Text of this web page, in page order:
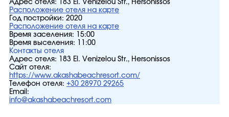
Адрес отеля:
183 El. Venizelou Str., Hersonissos
Расположение отеля на карте
Год постройки: 2020
Расположение отеля на карте
Время заселения:
15:00
Время выселения:
11:00
Контакты отеля
Адрес отеля:
183 El. Venizelou Str., Hersonissos
Сайт отеля:
https://www.akashabeachresort.com/
Телефон отеля: +30 28970 29265
Email:
info@akashabeachresort.com